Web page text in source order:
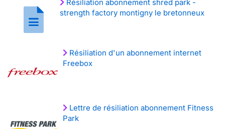
Résiliation abonnement shred park -
strength factory montigny le bretonneux
Résiliation d'un abonnement internet
Freebox
Lettre de résiliation abonnement Fitness
Park